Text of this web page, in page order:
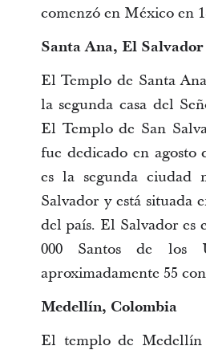
comenzó en México en
Santa Ana, El Salvador
El Templo de Santa
la segunda casa del
El Templo de San
fue dedicado en agosto
es la segunda ciudad
Salvador y está situada
del país. El Salvador es
000 Santos de los
aproximadamente 55
Medellín, Colombia
El templo de